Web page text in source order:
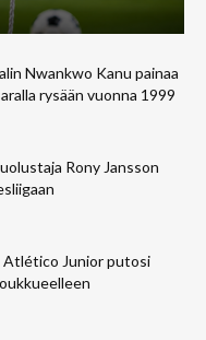
Nwankwo Kanu painaa
rysään vuonna 1999
Rony Jansson
Atlético Junior putosi